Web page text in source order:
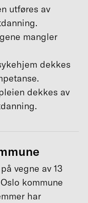
utføres av
mangler
dekkes
dekkes av
vegne av 13
kommune
har